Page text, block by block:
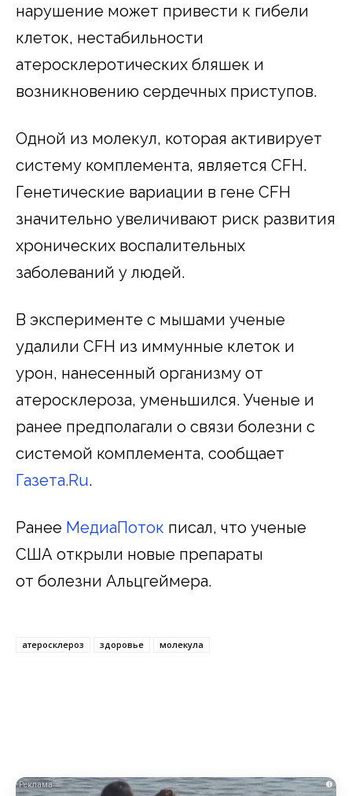
нарушение может привести к гибели
клеток, нестабильности
атеросклеротических бляшек и
возникновению сердечных приступов.
Одной из молекул, которая активирует
систему комплемента, является CFH.
Генетические вариации в гене CFH
значительно увеличивают риск развития
хронических воспалительных
заболеваний у людей.
В эксперименте с мышами ученые
удалили CFH из иммунные клеток и
урон, нанесенный организму от
атеросклероза, уменьшился. Ученые и
ранее предполагали о связи болезни с
системой комплемента, сообщает
Газета.Ru.
Ранее МедиаПоток писал, что ученые
США открыли новые препараты
от болезни Альцгеймера.
атеросклероз здоровье молекула
i